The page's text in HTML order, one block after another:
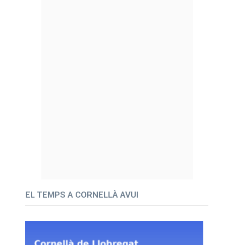
EL TEMPS A CORNELLÀ AVUI